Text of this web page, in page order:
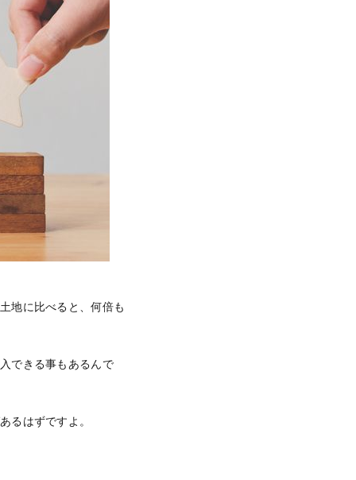
地に比べると、何倍も
できる事もあるんで
るはずですよ。